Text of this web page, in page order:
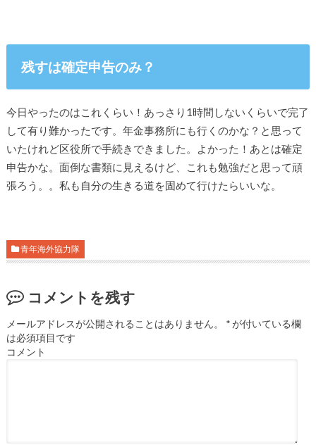
残すは確定申告のみ？
今日やったのはこれくらい！あっさり1時間しないくらいで完了
して有り難かったです。年金事務所にも行くのかな？と思って
いたけれど区役所で手続きできました。よかった！あとは確定
申告かな。面倒な書類に見えるけど、これも勉強だと思って頑
張ろう。。私も自分の生きる道を固めて行けたらいいな。
青年海外協力隊
コメントを残す
メールアドレスが公開されることはありません。 *が付いている欄
は必須項目です
コメント